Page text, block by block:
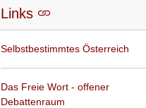
Links
Selbstbestimmtes Österreich
Das Freie Wort - offener
Debattenraum